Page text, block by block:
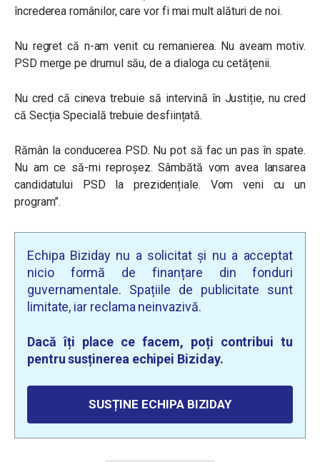
încrederea românilor, care vor fi mai mult alături de noi.
Nu regret că n-am venit cu remanierea. Nu aveam motiv.
PSD merge pe drumul său, de a dialoga cu cetățenii.
Nu cred că cineva trebuie să intervină în Justiție, nu cred
că Secția Specială trebuie desființată.
Rămân la conducerea PSD. Nu pot să fac un pas în spate.
Nu am ce să-mi reproșez.Sâmbătă vom avea lansarea
candidatului PSD la prezidențiale. Vom veni cu un
program”.
Echipa Biziday nu a solicitat și nu a acceptat
nicio formă de finanțare din fonduri
guvernamentale. Spațiile de publicitate sunt
limitate, iar reclama neinvazivă.
Dacă îți place ce facem, poți contribui tu
pentru susținerea echipei Biziday.
SUSȚINE ECHIPA BIZIDAY